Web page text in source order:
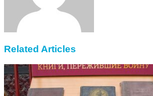
Related Articles